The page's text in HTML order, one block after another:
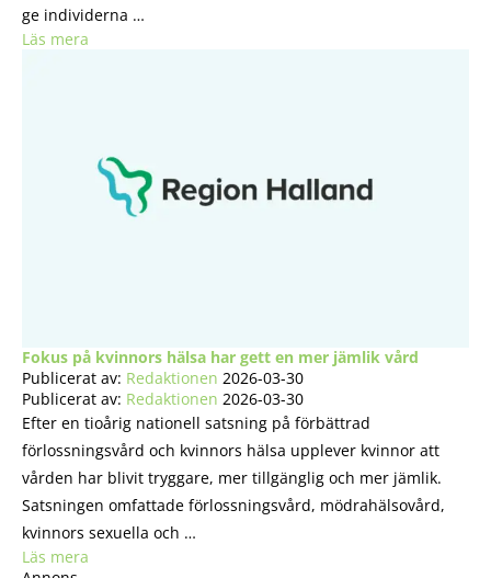
ge individerna …
Läs mera
Fokus på kvinnors hälsa har gett en mer jämlik vård
Publicerat av: Redaktionen 2026-03-30
Publicerat av: Redaktionen 2026-03-30
Efter en tioårig nationell satsning på förbättrad
förlossningsvård och kvinnors hälsa upplever kvinnor att
vården har blivit tryggare, mer tillgänglig och mer jämlik.
Satsningen omfattade förlossningsvård, mödrahälsovård,
kvinnors sexuella och …
Läs mera